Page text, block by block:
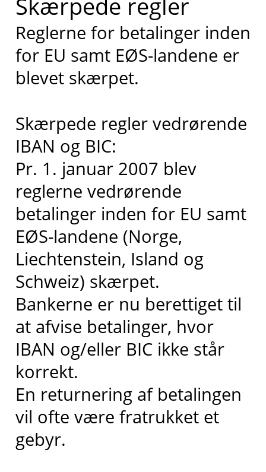
Skærpede regler
Reglerne for betalinger inden
for EU samt EØS-landene er
blevet skærpet.
Skærpede regler vedrørende
IBAN og BIC:
Pr. 1. januar 2007 blev
reglerne vedrørende
betalinger inden for EU samt
EØS-landene (Norge,
Liechtenstein, Island og
Schweiz) skærpet.
Bankerne er nu berettiget til
at afvise betalinger, hvor
IBAN og/eller BIC ikke står
korrekt.
En returnering af betalingen
vil ofte være fratrukket et
gebyr.